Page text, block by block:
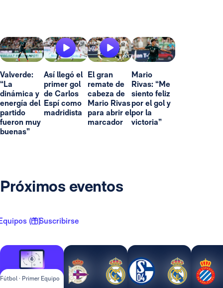
Valverde:
“La
dinámica y
energía del
partido
fueron muy
buenas”
Así llegó el
primer gol
de Carlos
Espí como
madridista
El gran
remate de
cabeza de
Mario Rivas
para abrir el
marcador
Mario
Rivas: “Me
siento feliz
por el gol y
por la
victoria”
Próximos eventos
( 1 )Suscribirse
Fútbol · Primer Equipo